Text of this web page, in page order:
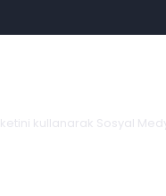
kullanarak Sosyal